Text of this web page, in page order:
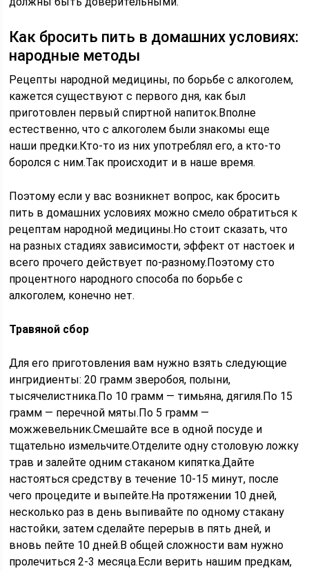
Как бросить пить в домашних условиях:
народные методы
Рецепты народной медицины, по борьбе с алкоголем,
кажется существуют с первого дня, как был
приготовлен первый спиртной напиток.Вполне
естественно, что с алкоголем были знакомы еще
наши предки.Кто-то из них употреблял его, а кто-то
боролся с ним.Так происходит и в наше время.
Поэтому если у вас возникнет вопрос, как бросить
пить в домашних условиях можно смело обратиться к
рецептам народной медицины.Но стоит сказать, что
на разных стадиях зависимости, эффект от настоек и
всего прочего действует по-разному.Поэтому сто
процентного народного способа по борьбе с
алкоголем, конечно нет.
Травяной сбор
Для его приготовления вам нужно взять следующие
ингридиенты: 20 грамм зверобоя, полыни,
тысячелистника.По 10 грамм — тимьяна, дягиля.По 15
грамм — перечной мяты.По 5 грамм —
можжевельник.Смешайте все в одной посуде и
тщательно измельчите.Отделите одну столовую ложку
трав и залейте одним стаканом кипятка.Дайте
настояться средству в течение 10-15 минут, после
чего процедите и выпейте.На протяжении 10 дней,
несколько раз в день выпивайте по одному стакану
настойки, затем сделайте перерыв в пять дней, и
вновь пейте 10 дней.В общей сложности вам нужно
пролечиться 2-3 месяца.Если верить нашим предкам,